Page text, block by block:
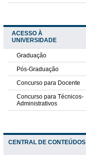
ACESSO À
UNIVERSIDADE
Graduação
Pós-Graduação
Concurso para Docente
Concurso para Técnicos-
Administrativos
CENTRAL DE CONTEÚDOS